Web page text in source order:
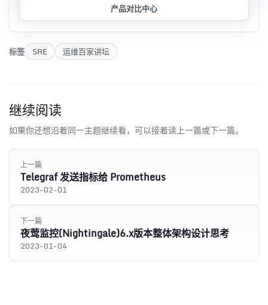
产品对比中心
标签 SRE 运维百家讲坛
继续阅读
如果你还想沿着同一主题继续看，可以接着读上一篇或下一篇。
上一篇
Telegraf 发送指标给 Prometheus
2023-02-01
下一篇
夜莺监控(Nightingale)6.x版本整体架构设计思考
2023-01-04